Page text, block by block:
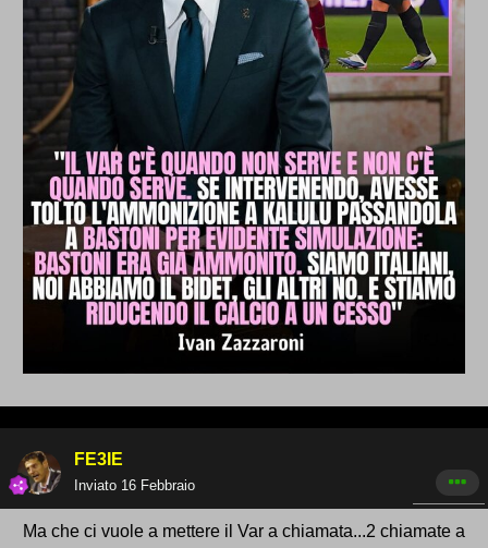
FE3IE
Inviato 16 Febbraio
Ma che ci vuole a mettere il Var a chiamata...2 chiamate a